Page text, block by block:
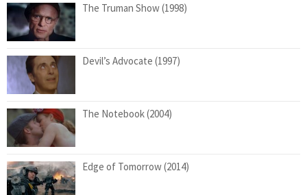
The Truman Show (1998)
Devil’s Advocate (1997)
The Notebook (2004)
Edge of Tomorrow (2014)